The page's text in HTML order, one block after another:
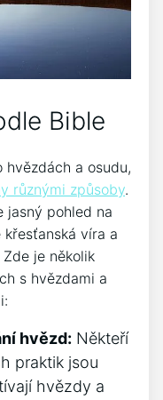
Bible
hvězdách a osudu,
různými způsoby.
jasný pohled na
víra a
je několik
s hvězdami a
hvězd: Někteří
praktik jsou
hvězdy a